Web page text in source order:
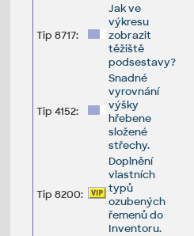
Tip 8717:
Jak ve
výkresu
zobrazit
těžiště
podsestavy?
Tip 4152:
Snadné
vyrovnání
výšky
hřebene
složené
střechy.
Tip 8200:
Doplnění
vlastních
typů
ozubených
řemenů do
Inventoru.